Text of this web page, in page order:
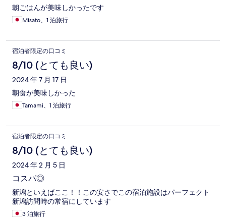
朝ごはんが美味しかったです
Misato、1 泊旅行
宿泊者限定の口コミ
8/10 (とても良い)
2024 年 7 月 17 日
朝食が美味しかった
Tamami、1 泊旅行
宿泊者限定の口コミ
8/10 (とても良い)
2024 年 2 月 5 日
コスパ◎
新潟といえばここ！！この安さでこの宿泊施設はパーフェクト
新潟訪問時の常宿にしています
3 泊旅行